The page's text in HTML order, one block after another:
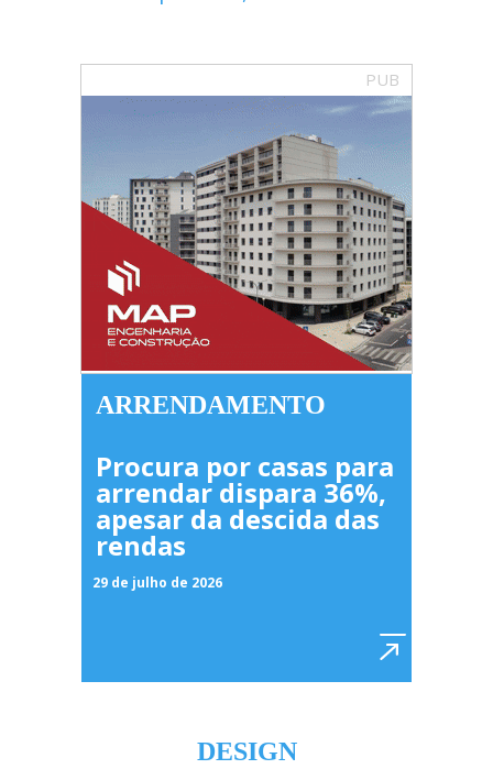
PUB
ARRENDAMENTO
Procura por casas para
arrendar dispara 36%,
apesar da descida das
rendas
29 de julho de 2026
DESIGN